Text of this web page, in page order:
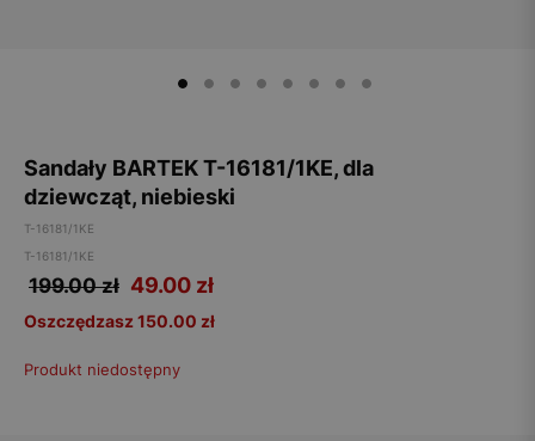
Sandały BARTEK T-16181/1KE, dla
dziewcząt, niebieski
T-16181/1KE
T-16181/1KE
199.00 zł 49.00 zł
Oszczędzasz 150.00 zł
Produkt niedostępny